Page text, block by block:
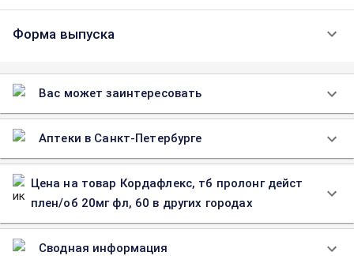
Форма выпуска
Вас может заинтересовать
Аптеки в Санкт-Петербурге
Цена на товар Кордафлекс, тб пролонг дейст
плен/об 20мг фл, 60 в других городах
Сводная информация